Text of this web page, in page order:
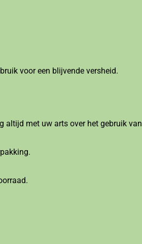
voor een blijvende versheid.
altijd met uw arts over het gebruik van